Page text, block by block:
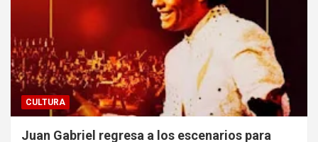
CULTURA
Juan Gabriel regresa a los escenarios para